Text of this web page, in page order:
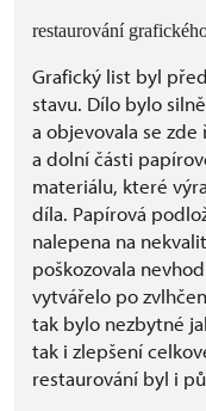
restaurování
Grafický list byl
stavu. Dílo bylo
a objevovala se zde
a dolní části
materiálu, které
díla. Papírová
nalepena na
poškozovala
vytvářelo po
tak bylo nezbytné
tak i zlepšení
restaurování byl i